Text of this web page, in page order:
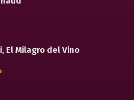
El Milagro del Vino